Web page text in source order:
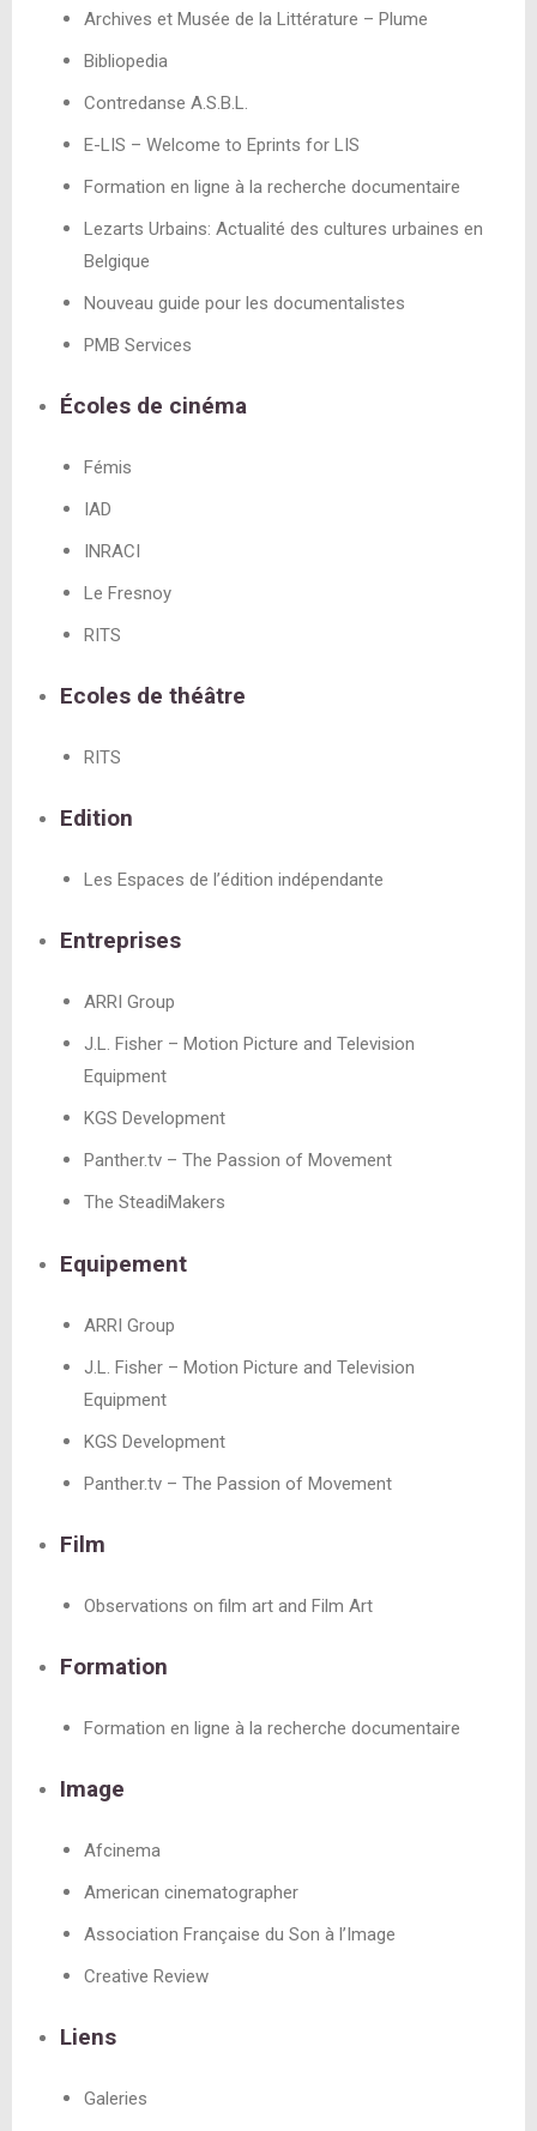
Archives et Musée de la Littérature – Plume
Bibliopedia
Contredanse A.S.B.L.
E-LIS – Welcome to Eprints for LIS
Formation en ligne à la recherche documentaire
Lezarts Urbains: Actualité des cultures urbaines en
Belgique
Nouveau guide pour les documentalistes
PMB Services
Écoles de cinéma
Fémis
IAD
INRACI
Le Fresnoy
RITS
Ecoles de théâtre
RITS
Edition
Les Espaces de l’édition indépendante
Entreprises
ARRI Group
J.L. Fisher – Motion Picture and Television
Equipment
KGS Development
Panther.tv – The Passion of Movement
The SteadiMakers
Equipement
ARRI Group
J.L. Fisher – Motion Picture and Television
Equipment
KGS Development
Panther.tv – The Passion of Movement
Film
Observations on film art and Film Art
Formation
Formation en ligne à la recherche documentaire
Image
Afcinema
American cinematographer
Association Française du Son à l’Image
Creative Review
Liens
Galeries